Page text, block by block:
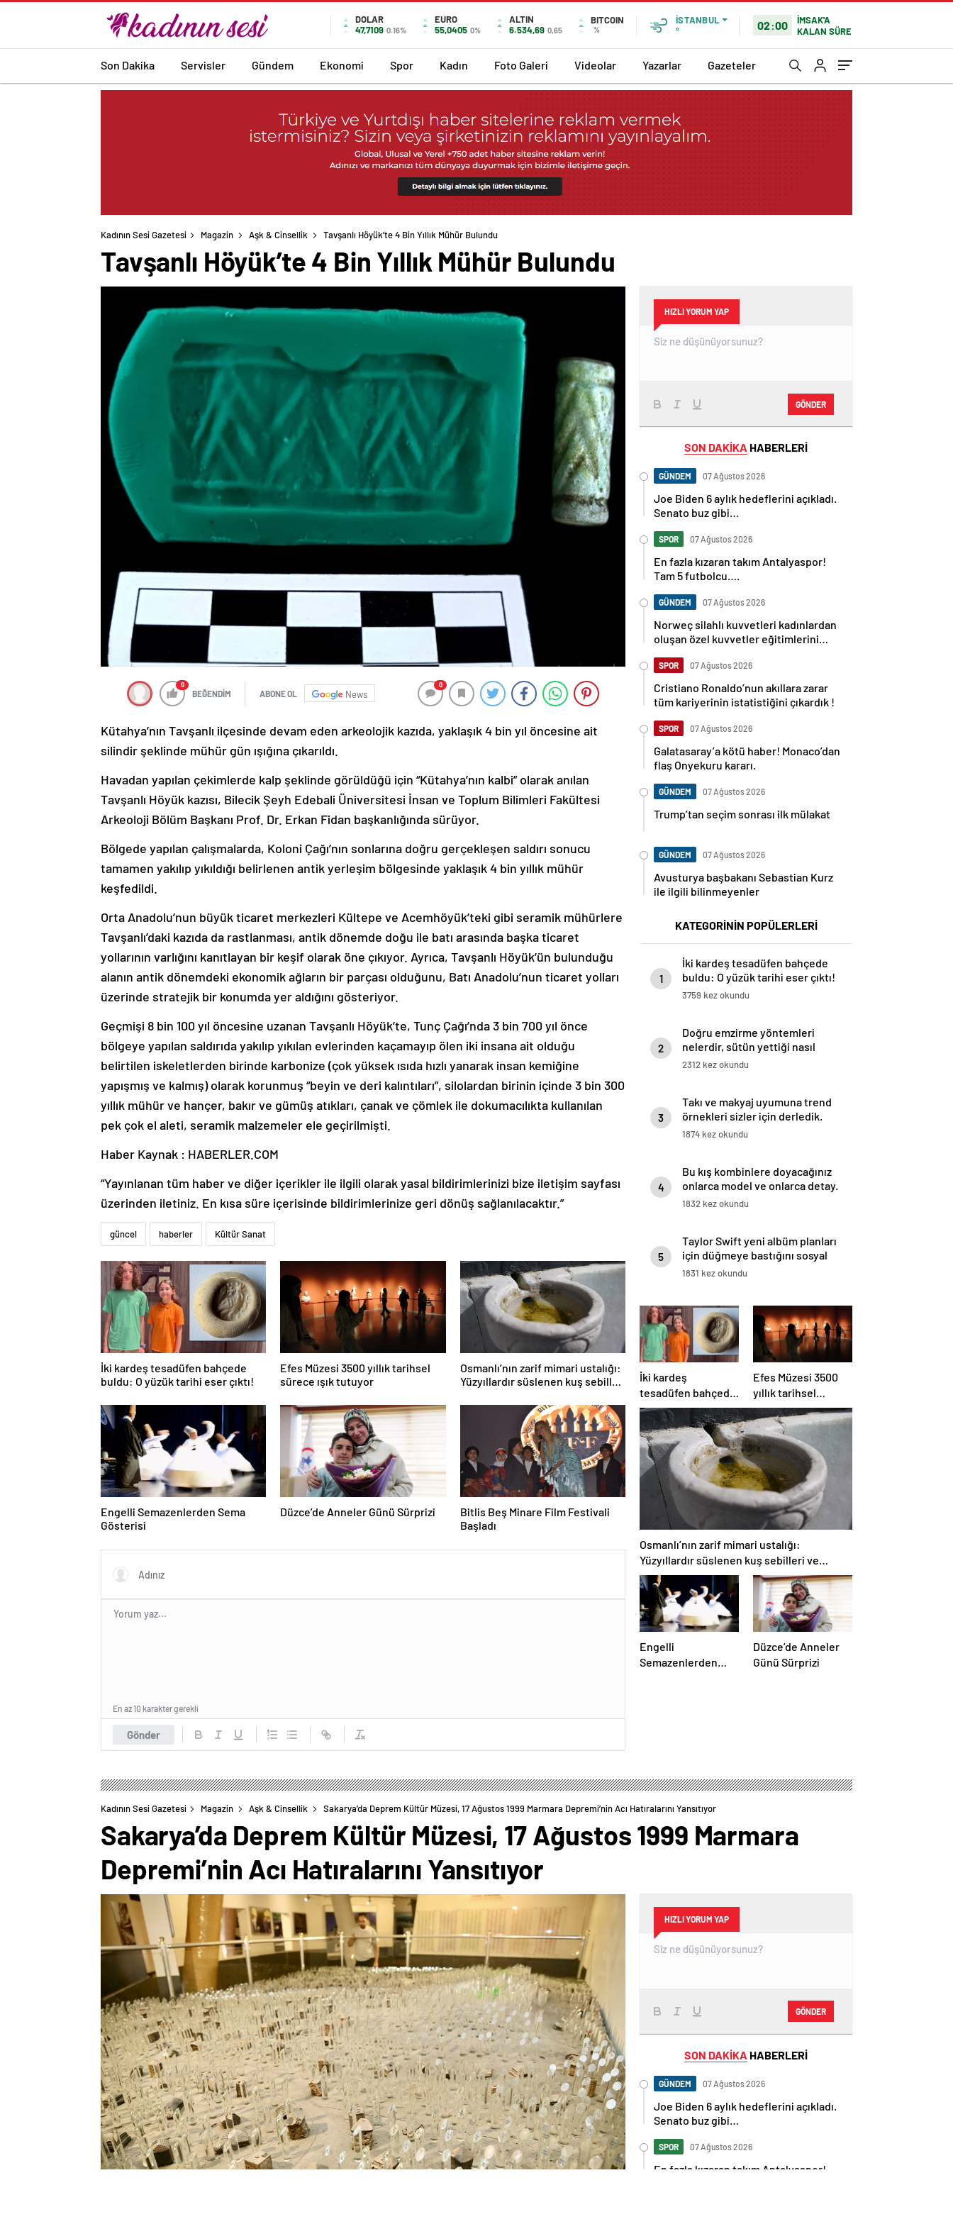
DOLAR
47,7109 0.16%
EURO
55,0405 0%
ALTIN
6.534,69 0,65
BITCOIN
%
İSTANBUL
°
02:00
İMSAK'A
KALAN SÜRE
Son Dakika Servisler Gündem Ekonomi Spor Kadın Foto Galeri Videolar Yazarlar Gazeteler
Kadının Sesi Gazetesi Magazin Aşk & Cinsellik Tavşanlı Höyük’te 4 Bin Yıllık Mühür Bulundu
Tavşanlı Höyük’te 4 Bin Yıllık Mühür Bulundu
0
BEĞENDİM ABONE OL News
0
Kütahya’nın Tavşanlı ilçesinde devam eden arkeolojik kazıda, yaklaşık 4 bin yıl öncesine ait
silindir şeklinde mühür gün ışığına çıkarıldı.
Havadan yapılan çekimlerde kalp şeklinde görüldüğü için “Kütahya’nın kalbi” olarak anılan
Tavşanlı Höyük kazısı, Bilecik Şeyh Edebali Üniversitesi İnsan ve Toplum Bilimleri Fakültesi
Arkeoloji Bölüm Başkanı Prof. Dr. Erkan Fidan başkanlığında sürüyor.
Bölgede yapılan çalışmalarda, Koloni Çağı’nın sonlarına doğru gerçekleşen saldırı sonucu
tamamen yakılıp yıkıldığı belirlenen antik yerleşim bölgesinde yaklaşık 4 bin yıllık mühür
keşfedildi.
Orta Anadolu’nun büyük ticaret merkezleri Kültepe ve Acemhöyük’teki gibi seramik mühürlere
Tavşanlı’daki kazıda da rastlanması, antik dönemde doğu ile batı arasında başka ticaret
yollarının varlığını kanıtlayan bir keşif olarak öne çıkıyor. Ayrıca, Tavşanlı Höyük’ün bulunduğu
alanın antik dönemdeki ekonomik ağların bir parçası olduğunu, Batı Anadolu’nun ticaret yolları
üzerinde stratejik bir konumda yer aldığını gösteriyor.
Geçmişi 8 bin 100 yıl öncesine uzanan Tavşanlı Höyük’te, Tunç Çağı’nda 3 bin 700 yıl önce
bölgeye yapılan saldırıda yakılıp yıkılan evlerinden kaçamayıp ölen iki insana ait olduğu
belirtilen iskeletlerden birinde karbonize (çok yüksek ısıda hızlı yanarak insan kemiğine
yapışmış ve kalmış) olarak korunmuş “beyin ve deri kalıntıları”, silolardan birinin içinde 3 bin 300
yıllık mühür ve hançer, bakır ve gümüş atıkları, çanak ve çömlek ile dokumacılıkta kullanılan
pek çok el aleti, seramik malzemeler ele geçirilmişti.
Haber Kaynak : HABERLER.COM
“Yayınlanan tüm haber ve diğer içerikler ile ilgili olarak yasal bildirimlerinizi bize iletişim sayfası
üzerinden iletiniz. En kısa süre içerisinde bildirimlerinize geri dönüş sağlanılacaktır.”
güncel haberler Kültür Sanat
İki kardeş tesadüfen bahçede
buldu: O yüzük tarihi eser çıktı!
Efes Müzesi 3500 yıllık tarihsel
sürece ışık tutuyor
Osmanlı’nın zarif mimari ustalığı:
Yüzyıllardır süslenen kuş sebilleri
Engelli Semazenlerden Sema
Gösterisi
Düzce’de Anneler Günü Sürprizi
Bitlis Beş Minare Film Festivali
Başladı
Gönder
En az 10 karakter gerekli
HIZLI YORUM YAP
GÖNDER
SON DAKİKA HABERLERİ
GÜNDEM 07 Ağustos 2026
Joe Biden 6 aylık hedeflerini açıkladı.
Senato buz gibi…
SPOR 07 Ağustos 2026
En fazla kızaran takım Antalyaspor!
Tam 5 futbolcu….
GÜNDEM 07 Ağustos 2026
Norweç silahlı kuvvetleri kadınlardan
oluşan özel kuvvetler eğitimlerini
SPOR 07 Ağustos 2026
Cristiano Ronaldo’nun akıllara zarar
tüm kariyerinin istatistiğini çıkardık !
SPOR 07 Ağustos 2026
Galatasaray’a kötü haber! Monaco’dan
flaş Onyekuru kararı.
GÜNDEM 07 Ağustos 2026
Trump’tan seçim sonrası ilk mülakat
GÜNDEM 07 Ağustos 2026
Avusturya başbakanı Sebastian Kurz
ile ilgili bilinmeyenler
KATEGORİNİN POPÜLERLERİ
1
İki kardeş tesadüfen bahçede
buldu: O yüzük tarihi eser çıktı!
3759 kez okundu
2
Doğru emzirme yöntemleri
nelerdir, sütün yettiği nasıl
anlaşılır?
2312 kez okundu
3
Takı ve makyaj uyumuna trend
örnekleri sizler için derledik.
1874 kez okundu
4
Bu kış kombinlere doyacağınız
onlarca model ve onlarca detay.
1832 kez okundu
5
Taylor Swift yeni albüm planları
için düğmeye bastığını sosyal
medyadan duyurdu!
1831 kez okundu
İki kardeş
tesadüfen bahçede
buldu: O yüzük
tarihi eser çıktı!
Efes Müzesi 3500
yıllık tarihsel
sürece ışık tutuyor
Osmanlı’nın zarif mimari ustalığı:
Yüzyıllardır süslenen kuş sebilleri ve
çanakları
Engelli
Semazenlerden
Düzce’de Anneler
Günü Sürprizi
Kadının Sesi Gazetesi Magazin Aşk & Cinsellik Sakarya’da Deprem Kültür Müzesi, 17 Ağustos 1999 Marmara Depremi’nin Acı Hatıralarını Yansıtıyor
Sakarya’da Deprem Kültür Müzesi, 17 Ağustos 1999 Marmara
Depremi’nin Acı Hatıralarını Yansıtıyor
HIZLI YORUM YAP
GÖNDER
SON DAKİKA HABERLERİ
GÜNDEM 07 Ağustos 2026
Joe Biden 6 aylık hedeflerini açıkladı.
Senato buz gibi…
SPOR 07 Ağustos 2026
En fazla kızaran takım Antalyaspor!